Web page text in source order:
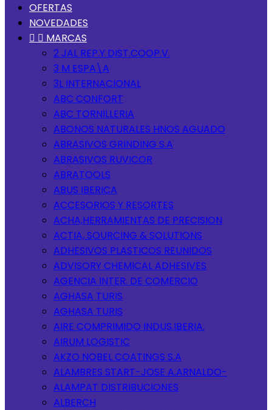
OFERTAS
NOVEDADES
  MARCAS
2 JAL REP.Y DIST.COOP.V.
3 M ESPA\A
3L INTERNACIONAL
ABC CONFORT
ABC TORNILLERIA
ABONOS NATURALES HNOS AGUADO
ABRASIVOS GRINDING S.A
ABRASIVOS RUVICOR
ABRATOOLS
ABUS IBERICA
ACCESORIOS Y RESORTES
ACHA,HERRAMIENTAS DE PRECISION
ACTIA, SOURCING & SOLUTIONS
ADHESIVOS PLASTICOS REUNIDOS
ADVISORY CHEMICAL ADHESIVES
AGENCIA INTER. DE COMERCIO
AGHASA TURIS
AGHASA TURIS
AIRE COMPRIMIDO INDUS.IBERIA.
AIRUM LOGISTIC
AKZO NOBEL COATINGS S.A
ALAMBRES START-JOSE A.ARNALDO-
ALAMPAT DISTRIBUCIONES
ALBERCH